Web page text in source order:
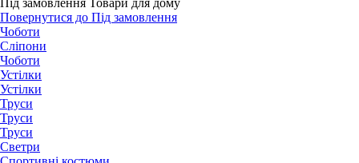
Під замовлення Товари для дому
Повернутися до Під замовлення
Чоботи
Сліпони
Чоботи
Устілки
Устілки
Труси
Труси
Труси
Светри